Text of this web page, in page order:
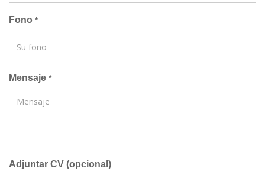
Fono *
Mensaje *
Adjuntar CV (opcional)